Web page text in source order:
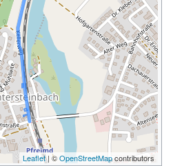
Leaflet| ©OpenStreetMapcontributors